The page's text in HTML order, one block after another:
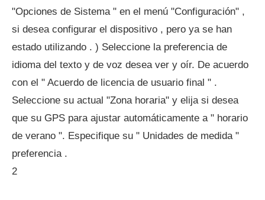
"Opciones de Sistema " en el menú "Configuración" ,
si desea configurar el dispositivo , pero ya se han
estado utilizando . ) Seleccione la preferencia de
idioma del texto y de voz desea ver y oír. De acuerdo
con el " Acuerdo de licencia de usuario final " .
Seleccione su actual "Zona horaria" y elija si desea
que su GPS para ajustar automáticamente a " horario
de verano ". Especifique su " Unidades de medida "
preferencia .
2